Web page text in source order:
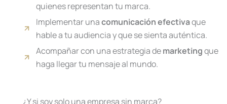
quienes representan tu marca.
Implementar unacomunicación efectivaque
hable a tu audiencia y que se sienta auténtica.
Acompañar con una estrategia demarketingque
haga llegar tu mensaje al mundo.
¿Y si soy solo una empresa sin marca?